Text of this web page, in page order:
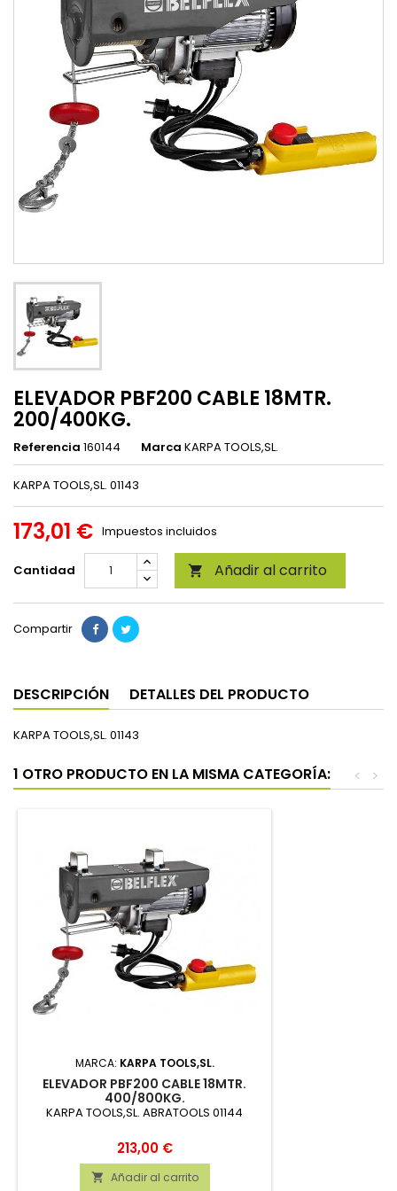
ELEVADOR PBF200 CABLE 18MTR.
200/400KG.
Referencia 160144 Marca KARPA TOOLS,SL.
KARPA TOOLS,SL. 01143
173,01 € Impuestos incluidos
Cantidad  Añadir al carrito
Compartir
DESCRIPCIÓN DETALLES DEL PRODUCTO
KARPA TOOLS,SL. 01143
1 OTRO PRODUCTO EN LA MISMA CATEGORÍA: >
<
MARCA: KARPA TOOLS,SL.
ELEVADOR PBF200 CABLE 18MTR.
400/800KG.
KARPA TOOLS,SL. ABRATOOLS 01144
Precio
213,00 €
 Añadir al carrito